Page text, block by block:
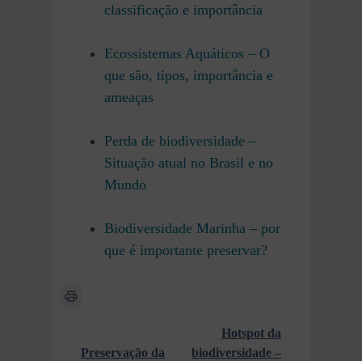
classificação e importância
Ecossistemas Aquáticos – O
que são, tipos, importância e
ameaças
Perda de biodiversidade –
Situação atual no Brasil e no
Mundo
Biodiversidade Marinha – por
que é importante preservar?
Preservação da
Hotspot da
biodiversidade –